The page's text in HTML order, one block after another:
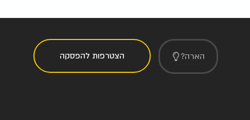
הארה? הצטרפות להפסקה